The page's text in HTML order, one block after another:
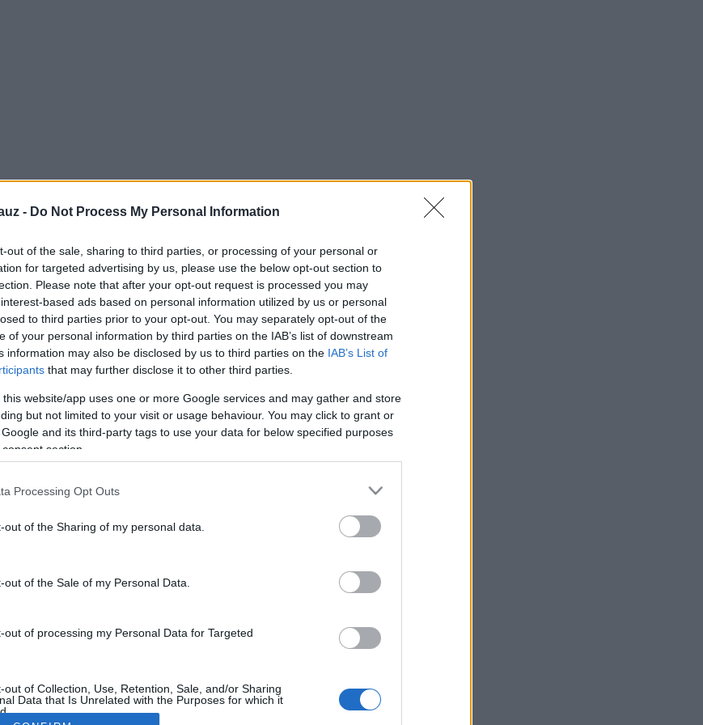
- Do Not Process My Personal Information
out of the sale, sharing to third parties, or processing of your personal or
for targeted advertising by us, please use the below opt-out section to
Please note that after your opt-out request is processed you may
based ads based on personal information utilized by us or personal
to third parties prior to your opt-out. You may separately opt-out of the
of your personal information by third parties on the IAB’s list of downstream
information may also be disclosed by us to third parties on the IAB’s List of
that may further disclose it to other third parties.
this website/app uses one or more Google services and may gather and store
but not limited to your visit or usage behaviour. You may click to grant or
and its third-party tags to use your data for below specified purposes
section.
Processing Opt Outs
out of the Sharing of my personal data.
out of the Sale of my Personal Data.
out of processing my Personal Data for Targeted
out of Collection, Use, Retention, Sale, and/or Sharing
Data that Is Unrelated with the Purposes for which it